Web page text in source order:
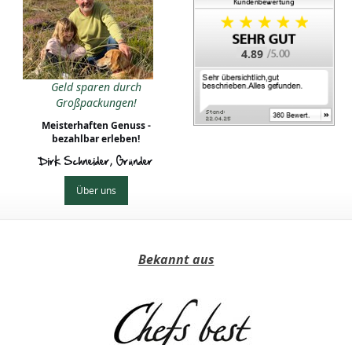
Geld sparen durch
Großpackungen!
Meisterhaften Genuss -
bezahlbar erleben!
Dirk Schneider, Gründer
Über uns
4.89
Bekannt aus